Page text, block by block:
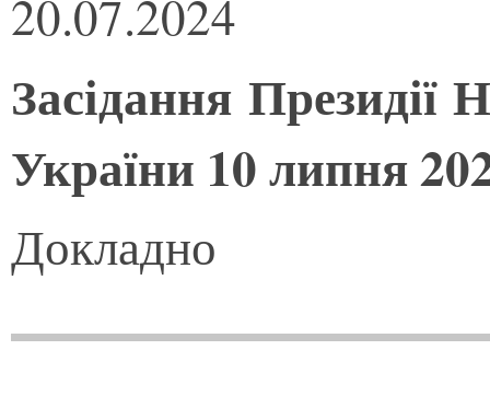
20.07.2024
Засідання Президії
України 10 липня
Докладно